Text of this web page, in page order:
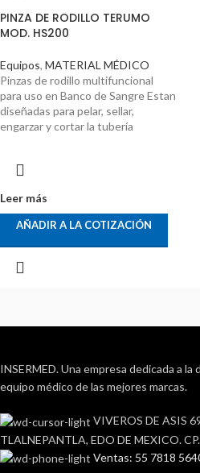
PINZA DE RODILLO TERUMO
MOD. HS200
Equipos, MATERIAL MÉDICO
Pinzas de rodillo multifuncional
para uso en Banco de Sangre Estan
diseñadas para pelar, sellar,
engarzar y cortar la tubería
Leer más
AÑADIR A LA COTIZACIÓN
INSERMED. Una empresa dedicada a
equipo médico de las mejores marcas.
VIVEROS DE ASIS
TLALNEPANTLA, EDO DE MEXICO.
Ventas: 55 7818